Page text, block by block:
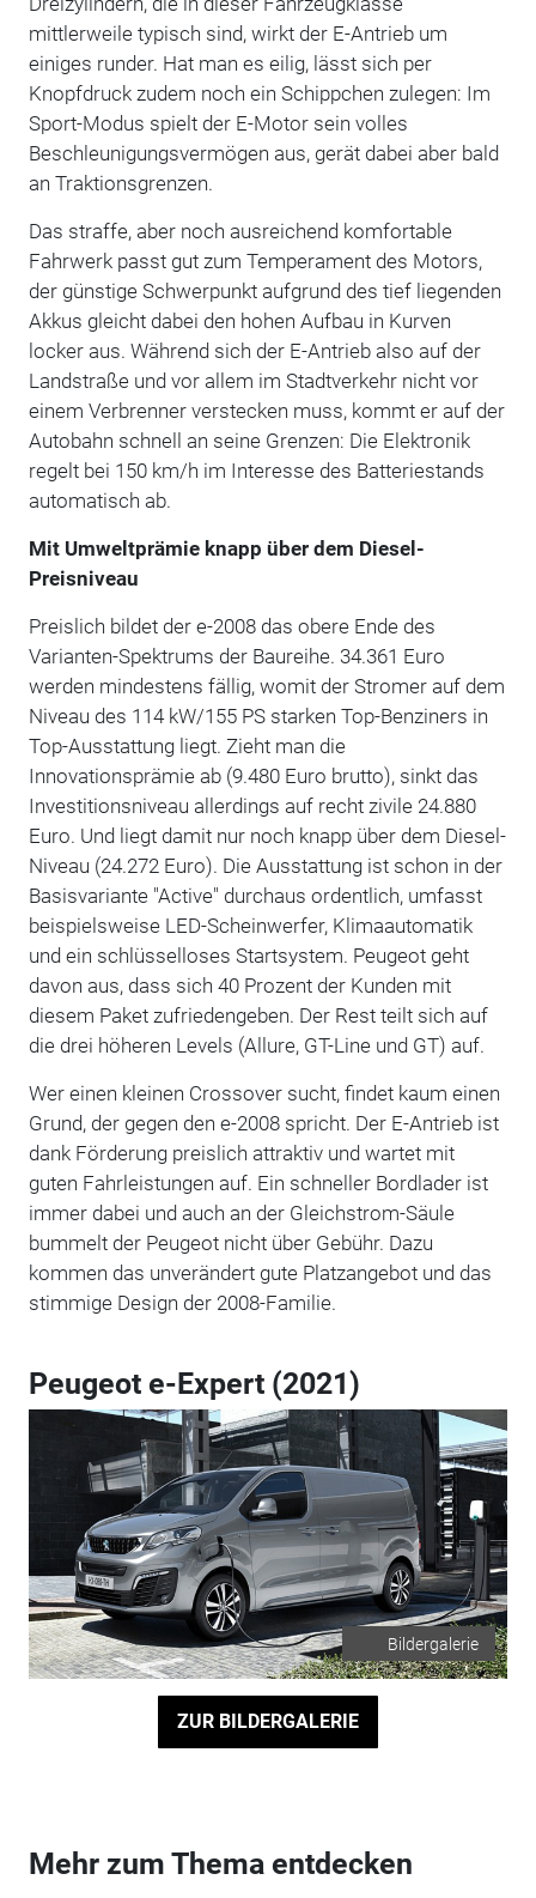
mittlerweile typisch sind, wirkt der E-Antrieb um
einiges runder. Hat man es eilig, lässt sich per
Knopfdruck zudem noch ein Schippchen zulegen: Im
Sport-Modus spielt der E-Motor sein volles
Beschleunigungsvermögen aus, gerät dabei aber bald
an Traktionsgrenzen.
Das straffe, aber noch ausreichend komfortable
Fahrwerk passt gut zum Temperament des Motors,
der günstige Schwerpunkt aufgrund des tief liegenden
Akkus gleicht dabei den hohen Aufbau in Kurven
locker aus. Während sich der E-Antrieb also auf der
Landstraße und vor allem im Stadtverkehr nicht vor
einem Verbrenner verstecken muss, kommt er auf der
Autobahn schnell an seine Grenzen: Die Elektronik
regelt bei 150 km/h im Interesse des Batteriestands
automatisch ab.
Mit Umweltprämie knapp über dem Diesel-
Preisniveau
Preislich bildet der e-2008 das obere Ende des
Varianten-Spektrums der Baureihe. 34.361 Euro
werden mindestens fällig, womit der Stromer auf dem
Niveau des 114 kW/155 PS starken Top-Benziners in
Top-Ausstattung liegt. Zieht man die
Innovationsprämie ab (9.480 Euro brutto), sinkt das
Investitionsniveau allerdings auf recht zivile 24.880
Euro. Und liegt damit nur noch knapp über dem Diesel-
Niveau (24.272 Euro). Die Ausstattung ist schon in der
Basisvariante "Active" durchaus ordentlich, umfasst
beispielsweise LED-Scheinwerfer, Klimaautomatik
und ein schlüsselloses Startsystem. Peugeot geht
davon aus, dass sich 40 Prozent der Kunden mit
diesem Paket zufriedengeben. Der Rest teilt sich auf
die drei höheren Levels (Allure, GT-Line und GT) auf.
Wer einen kleinen Crossover sucht, findet kaum einen
Grund, der gegen den e-2008 spricht. Der E-Antrieb ist
dank Förderung preislich attraktiv und wartet mit
guten Fahrleistungen auf. Ein schneller Bordlader ist
immer dabei und auch an der Gleichstrom-Säule
bummelt der Peugeot nicht über Gebühr. Dazu
kommen das unverändert gute Platzangebot und das
stimmige Design der 2008-Familie.
Peugeot e-Expert (2021)
Bildergalerie
ZUR BILDERGALERIE
Mehr zum Thema entdecken